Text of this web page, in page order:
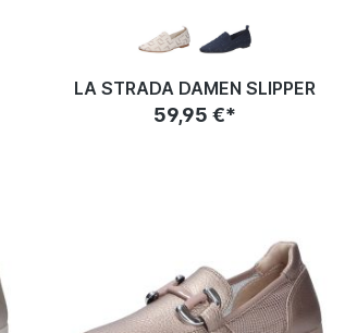
LA STRADA DAMEN SLIPPER
59,95 €*